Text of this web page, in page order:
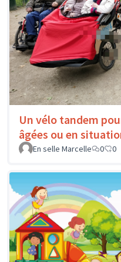
Un vélo tandem
âgées ou en
En selle Marcelle
0 0